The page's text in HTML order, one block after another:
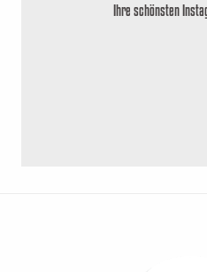
Ihre schönsten